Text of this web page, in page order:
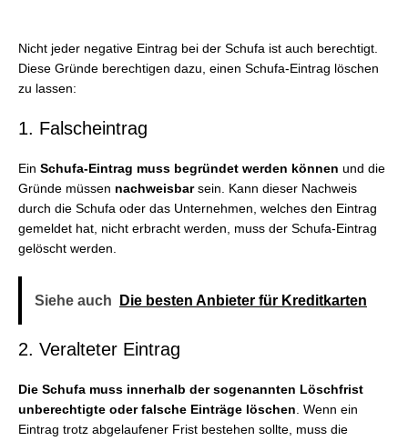
Nicht jeder negative Eintrag bei der Schufa ist auch berechtigt.
Diese Gründe berechtigen dazu, einen Schufa-Eintrag löschen
zu lassen:
1. Falscheintrag
Ein Schufa-Eintrag muss begründet werden können und die
Gründe müssen nachweisbarsein. Kann dieser Nachweis
durch die Schufa oder das Unternehmen, welches den Eintrag
gemeldet hat, nicht erbracht werden, muss der Schufa-Eintrag
gelöscht werden.
Siehe auch Die besten Anbieter für Kreditkarten
2. Veralteter Eintrag
Die Schufa muss innerhalb der sogenannten Löschfrist
unberechtigte oder falsche Einträge löschen . Wenn ein
Eintrag trotz abgelaufener Frist bestehen sollte, muss die